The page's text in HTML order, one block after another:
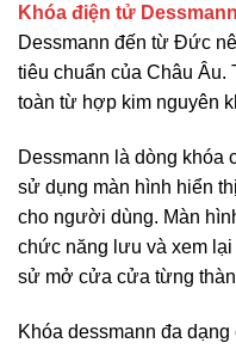
Khóa điện tử Dessmann
Dessmann đến từ Đức
tiêu chuẩn của Châu Âu.
toàn từ hợp kim nguyên
Dessmann là dòng khóa
sử dụng màn hình hiển
cho người dùng. Màn
chức năng lưu và xem
sử mở cửa cửa từng
Khóa dessmann đa